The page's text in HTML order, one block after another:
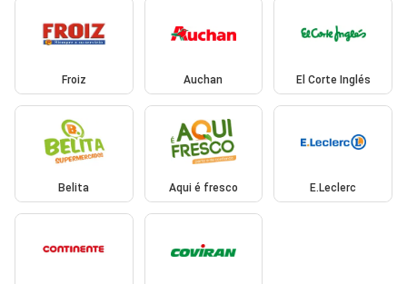
Froiz Auchan El Corte Inglés
Belita Aqui é fresco E.Leclerc